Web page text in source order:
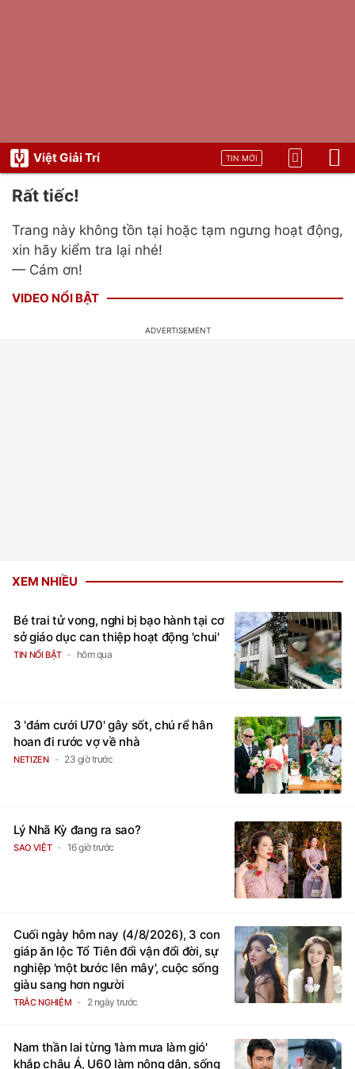
Việt Giải Trí TIN MỚI
Rất tiếc!
Trang này không tồn tại hoặc tạm ngưng hoạt động,
xin hãy kiểm tra lại nhé!
— Cám ơn!
VIDEO NỔI BẬT
XEM NHIỀU
Bé trai tử vong, nghi bị bạo hành tại cơ
sở giáo dục can thiệp hoạt động 'chui'
TIN NỔI BẬT hôm qua
3 'đám cưới U70' gây sốt, chú rể hân
hoan đi rước vợ về nhà
NETIZEN 23 giờ trước
Lý Nhã Kỳ đang ra sao?
SAO VIỆT 16 giờ trước
Cuối ngày hôm nay (4/8/2026), 3 con
giáp ăn lộc Tổ Tiên đổi vận đổi đời, sự
nghiệp 'một bước lên mây', cuộc sống
giàu sang hơn người
TRẮC NGHIỆM 2 ngày trước
Nam thần lai từng 'làm mưa làm gió'
khắp châu Á, U60 làm nông dân, sống